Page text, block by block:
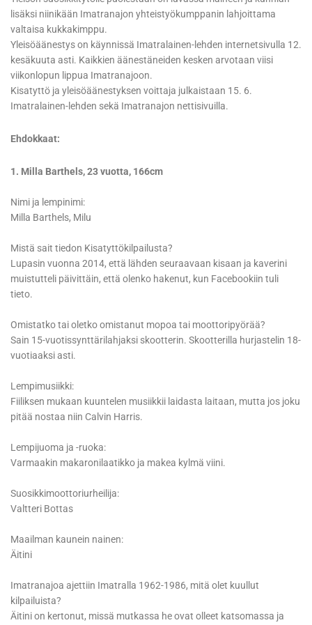
lisäksi niinikään Imatranajon yhteistyökumppanin lahjoittama
valtaisa kukkakimppu.
Yleisöäänestys on käynnissä Imatralainen-lehden internetsivulla 12.
kesäkuuta asti. Kaikkien äänestäneiden kesken arvotaan viisi
viikonlopun lippua Imatranajoon.
Kisatyttö ja yleisöäänestyksen voittaja julkaistaan 15. 6.
Imatralainen-lehden sekä Imatranajon nettisivuilla.
Ehdokkaat:
1. Milla Barthels, 23 vuotta, 166cm
Nimi ja lempinimi:
Milla Barthels, Milu
Mistä sait tiedon Kisatyttökilpailusta?
Lupasin vuonna 2014, että lähden seuraavaan kisaan ja kaverini
muistutteli päivittäin, että olenko hakenut, kun Facebookiin tuli
tieto.
Omistatko tai oletko omistanut mopoa tai moottoripyörää?
Sain 15-vuotissynttärilahjaksi skootterin. Skootterilla hurjastelin 18-
vuotiaaksi asti.
Lempimusiikki:
Fiiliksen mukaan kuuntelen musiikkii laidasta laitaan, mutta jos joku
pitää nostaa niin Calvin Harris.
Lempijuoma ja -ruoka:
Varmaakin makaronilaatikko ja makea kylmä viini.
Suosikkimoottoriurheilija:
Valtteri Bottas
Maailman kaunein nainen:
Äitini
Imatranajoa ajettiin Imatralla 1962-1986, mitä olet kuullut
kilpailuista?
Äitini on kertonut, missä mutkassa he ovat olleet katsomassa ja